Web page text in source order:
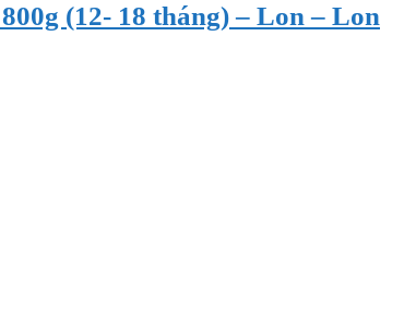
(12- 18 tháng) – Lon – Lon